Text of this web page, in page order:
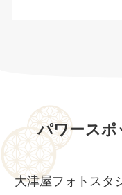
パワースポ
大津屋フォトスタ